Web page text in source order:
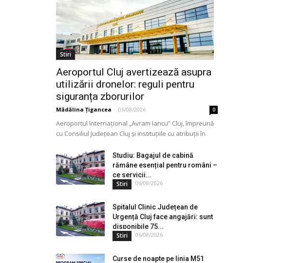
Stiri
Aeroportul Cluj avertizează asupra
utilizării dronelor: reguli pentru
siguranța zborurilor
Mădălina Țigancea - 06/08/2026 0
Aeroportul Internațional „Avram Iancu” Cluj, împreună
cu Consiliul Județean Cluj și instituțiile cu atribuții în
utilizarea...
Studiu: Bagajul de cabină
rămâne esențial pentru români –
ce servicii...
Stiri 06/08/2026
Spitalul Clinic Județean de
Urgență Cluj face angajări: sunt
disponibile 75...
Stiri 06/08/2026
Curse de noapte pe linia M51